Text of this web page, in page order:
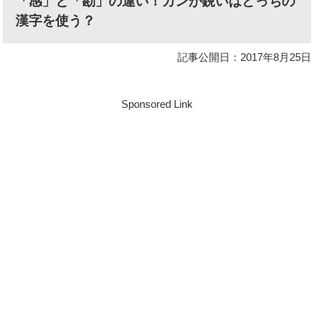
漢字を使う？
記事公開日：2017年8月25日
Sponsored Link